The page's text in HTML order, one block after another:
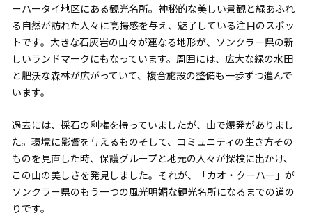
ーハータイ地区にある観光名所。神秘的な美しい景観と緑あふれ
る自然が訪れた人々に高揚感を与え、魅了している注目のスポッ
トです。大きな石灰岩の山々が連なる地形が、ソンクラー県の新
しいランドマークにもなっています。周囲には、広大な緑の水田
と肥沃な森林が広がっていて、複合施設の整備も一歩ずつ進んで
います。
過去には、採石の利権を持っていましたが、山で爆発がありまし
た。環境に影響を与えるものそして、コミュニティの生き方その
ものを見直した時、保護グループと地元の人々が探検に出かけ、
この山の美しさを発見しました。それが、「カオ・クーハー」が
ソンクラー県のもう一つの風光明媚な観光名所になるまでの道の
りです。